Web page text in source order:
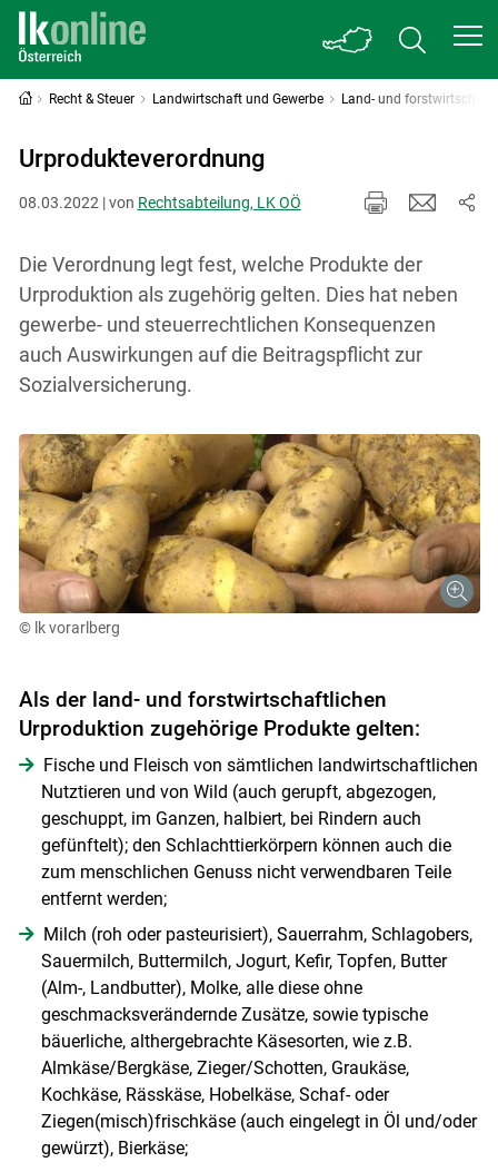
Skip to main content
Recht & Steuer Landwirtschaft und Gewerbe Land- und
Urprodukteverordnung
08.03.2022 | von Rechtsabteilung, LK OÖ
Die Verordnung legt fest, welche Produkte der
Urproduktion als zugehörig gelten. Dies hat neben
gewerbe- und steuerrechtlichen Konsequenzen
auch Auswirkungen auf die Beitragspflicht zur
Sozialversicherung.
© lk vorarlberg
Als der land- und forstwirtschaftlichen
Urproduktion zugehörige Produkte gelten:
Fische und Fleisch von sämtlichen landwirtschaftlichen
Nutztieren und von Wild (auch gerupft, abgezogen,
geschuppt, im Ganzen, halbiert, bei Rindern auch
gefünftelt); den Schlachttierkörpern können auch die
zum menschlichen Genuss nicht verwendbaren Teile
entfernt werden;
Milch (roh oder pasteurisiert), Sauerrahm, Schlagobers,
Sauermilch, Buttermilch, Jogurt, Kefir, Topfen, Butter
(Alm-, Landbutter), Molke, alle diese ohne
geschmacksverändernde Zusätze, sowie typische
bäuerliche, althergebrachte Käsesorten, wie z.B.
Almkäse/Bergkäse, Zieger/Schotten, Graukäse,
Kochkäse, Rässkäse, Hobelkäse, Schaf- oder
Ziegen(misch)frischkäse (auch eingelegt in Öl und/oder
gewürzt), Bierkäse;